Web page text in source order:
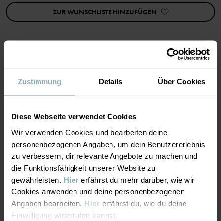
Zustimmung Details Über Cookies
Diese Webseite verwendet Cookies
Wir verwenden Cookies und bearbeiten deine
personenbezogenen Angaben, um dein Benutzererlebnis
zu verbessern, dir relevante Angebote zu machen und
die Funktionsfähigkeit unserer Website zu
gewährleisten. Hier erfährst du mehr darüber, wie wir
Cookies anwenden und deine personenbezogenen
Angaben bearbeiten. Hier erfährst du, wie du deine
Einwilligung widerrufen kannst.
Artikelnummer :60602094
ZUR WUNSCHLISTE HINZUFÜGEN
MATERIAL & PFLEGEHINWEISE
82% Cotton Organic
16% Polyamide Recycled
2% Elastane
Pflegehinweise
WASCHEN
LIEFERUNG UND RÜCKSENDUNG
Lieferung & Rücksendung
Lieferung
DAS KÖNNTE DIR AUCH GEFALLEN